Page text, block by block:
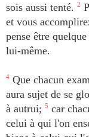
sois aussi tenté. 2
et vous
pense être
lui-même.
4 Que chacun
aura sujet de se
à autrui; 5 car
celui à qui l'on